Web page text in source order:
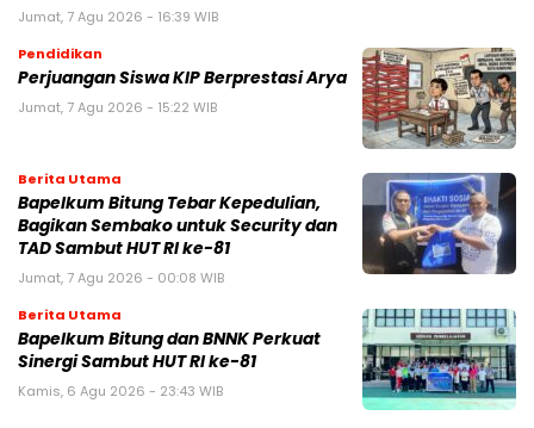
Jumat, 7 Agu 2026 - 16:39 WIB
Pendidikan
Perjuangan Siswa KIP Berprestasi Arya
Jumat, 7 Agu 2026 - 15:22 WIB
Berita Utama
Bapelkum Bitung Tebar Kepedulian,
Bagikan Sembako untuk Security dan
TAD Sambut HUT RI ke-81
Jumat, 7 Agu 2026 - 00:08 WIB
Berita Utama
Bapelkum Bitung dan BNNK Perkuat
Sinergi Sambut HUT RI ke-81
Kamis, 6 Agu 2026 - 23:43 WIB